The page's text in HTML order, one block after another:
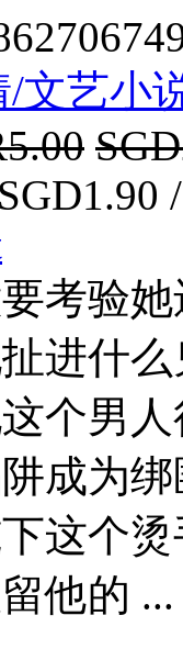
/文艺小
考验
进什
个男
成为
这个
他的 ...